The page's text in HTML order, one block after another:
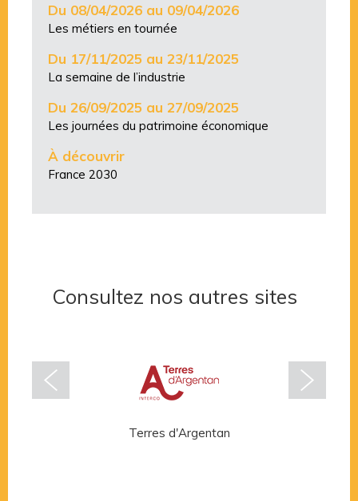
Du 08/04/2026 au 09/04/2026
Les métiers en tournée
Du 17/11/2025 au 23/11/2025
La semaine de l’industrie
Du 26/09/2025 au 27/09/2025
Les journées du patrimoine économique
À découvrir
France 2030
Consultez nos autres sites
Terres d'Argentan